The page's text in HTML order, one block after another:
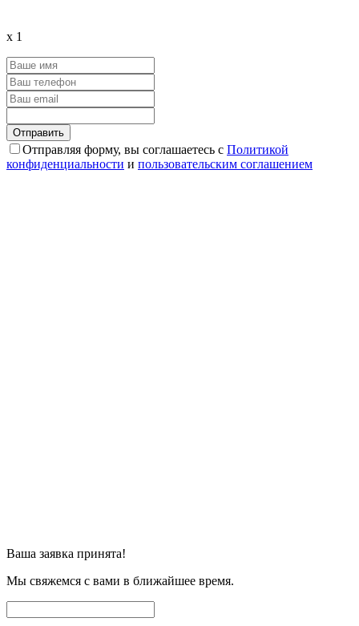
x 1
Отправляя форму, вы соглашаетесь с Политикой
конфиденциальности и пользовательским соглашением
Ваша заявка принята!
Мы свяжемся с вами в ближайшее время.